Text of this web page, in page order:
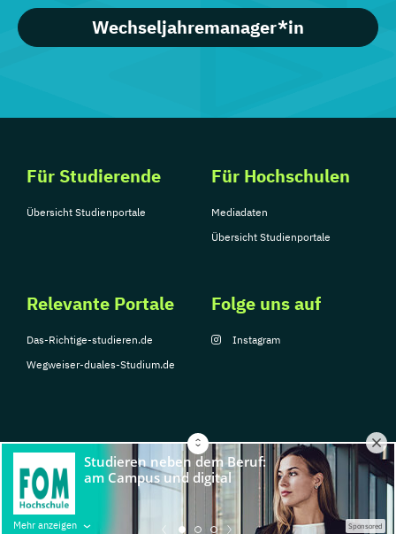
Mehr anzeigen Sponsored
Wechseljahremanager*in
Für Studierende
Übersicht Studienportale
Für Hochschulen
Mediadaten
Übersicht Studienportale
Relevante Portale
Das-Richtige-studieren.de
Wegweiser-duales-Studium.de
Folge uns auf
Instagram
© Copyright 2026, TarGroup Media GmbH
Impressum
uns
Datenschutzerklärung Nutzungsbedingungen